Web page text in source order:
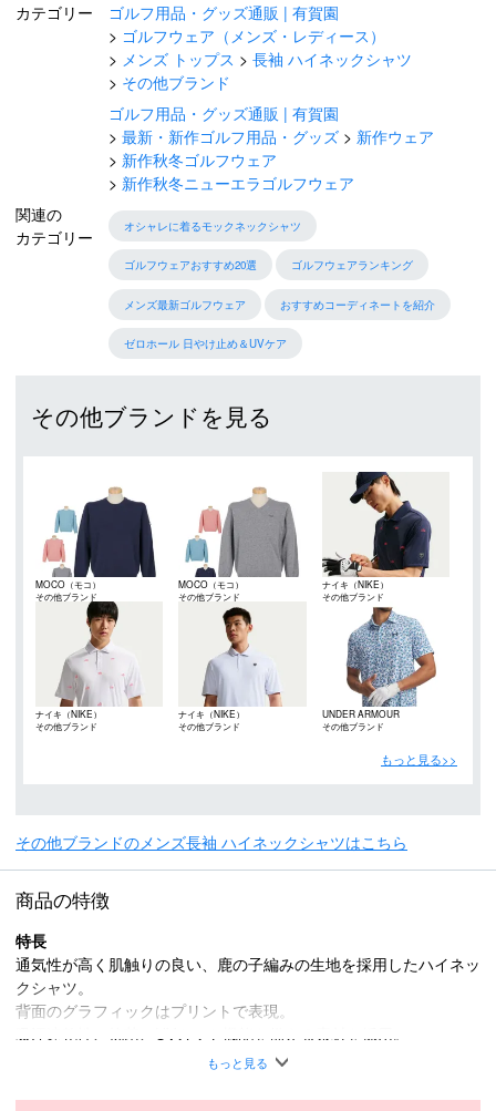
カテゴリー
ゴルフ用品・グッズ通販 | 有賀園
ゴルフウェア（メンズ・レディース）
メンズ トップス
長袖 ハイネックシャツ
その他ブランド
ゴルフ用品・グッズ通販 | 有賀園
最新・新作ゴルフ用品・グッズ
新作ウェア
新作秋冬ゴルフウェア
新作秋冬ニューエラゴルフウェア
関連の
カテゴリー
オシャレに着るモックネックシャツ
ゴルフウェアおすすめ20選 ゴルフウェアランキング
メンズ最新ゴルフウェア おすすめコーディネートを紹介
ゼロホール 日やけ止め＆UVケア
その他ブランドを見る
MOCO（モコ）
その他ブランド
MOCO（モコ）
その他ブランド
ナイキ（NIKE）
その他ブランド
ナイキ（NIKE）
その他ブランド
ナイキ（NIKE）
その他ブランド
UNDER ARMOUR
その他ブランド
もっと見る>>
その他ブランドのメンズ長袖 ハイネックシャツはこちら
商品の特徴
特長
通気性が高く肌触りの良い、鹿の子編みの生地を採用したハイネッ
クシャツ。
背面のグラフィックはプリントで表現。
吸汗速乾性、抗菌、UVカット機能を備える素材を採用。
素材
本体：ポリエステル 100％、
リブ部分：コットン 70％、ポリエステル
もっと見る